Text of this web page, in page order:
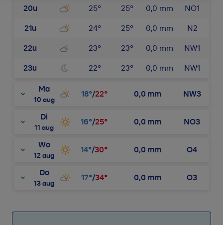
20u 25° 25° 0,0 mm NO1
21u 24° 25° 0,0 mm N2
22u 23° 23° 0,0 mm NW1
23u 22° 23° 0,0 mm NW1
Ma
10 aug
18°/22° 0,0 mm NW3
Di
11 aug
16°/25° 0,0 mm NO3
Wo
12 aug
14°/30° 0,0 mm O4
Do
13 aug
17°/34° 0,0 mm O3